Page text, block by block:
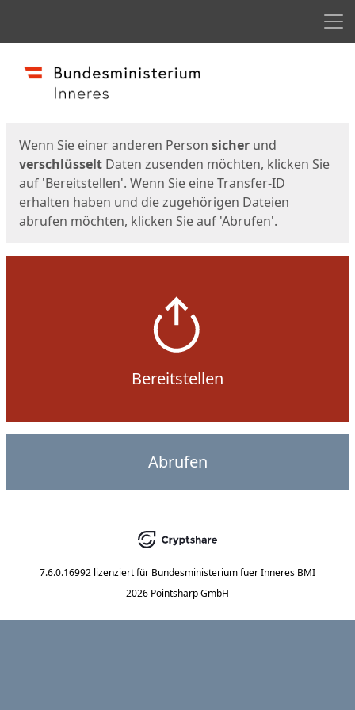
Start
Wenn Sie einer anderen Person sicher und
verschlüsselt Daten zusenden möchten, klicken Sie
auf 'Bereitstellen'. Wenn Sie eine Transfer-ID
erhalten haben und die zugehörigen Dateien
abrufen möchten, klicken Sie auf 'Abrufen'.
Bereitstellen
Abrufen
7.6.0.16992 lizenziert für Bundesministerium fuer Inneres BMI
2026 Pointsharp GmbH